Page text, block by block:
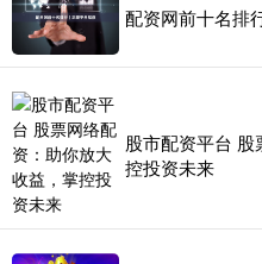
配资网前十名排
股市配资平台
控投资未来